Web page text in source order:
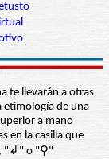
te llevarán a otras
etimología de una
a mano
en la casilla que
"↲" o "⚲"